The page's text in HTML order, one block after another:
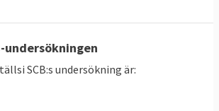
undersökningen
SCB:s undersökning är: